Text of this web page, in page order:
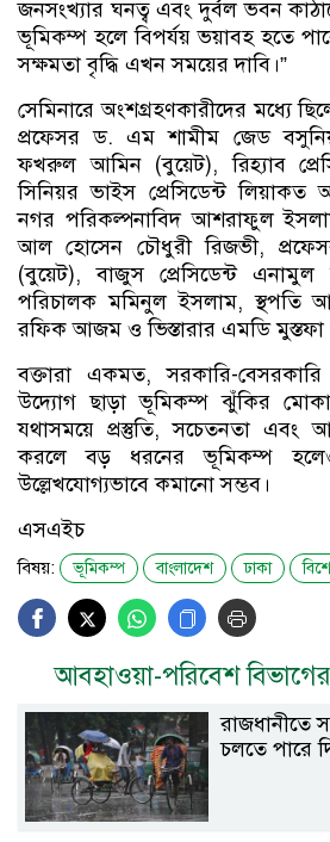
জনসংখ্যার ঘনত্ব এবং দুর্বল ভবন
ভূমিকম্প হলে বিপর্যয় ভয়াবহ হতে
সক্ষমতা বৃদ্ধি এখন সময়ের দাবি।”
সেমিনারে অংশগ্রহণকারীদের মধ্যে
প্রফেসর ড. এম শামীম জেড
ফখরুল আমিন (বুয়েট), রিহ্যাব
সিনিয়র ভাইস প্রেসিডেন্ট
নগর পরিকল্পনাবিদ আশরাফুল
আল হোসেন চৌধুরী রিজভী,
(বুয়েট), বাজুস প্রেসিডেন্ট
পরিচালক মমিনুল ইসলাম, স্থপতি
রফিক আজম ও ভিস্তারার এমডি মুস্তফা
বক্তারা একমত, সরকারি-
উদ্যোগ ছাড়া ভূমিকম্প ঝুঁকির
যথাসময়ে প্রস্তুতি, সচেতনতা এবং
করলে বড় ধরনের ভূমিকম্প
উল্লেখযোগ্যভাবে কমানো সম্ভব।
এসএইচ
বিষয়: ভূমিকম্প বাংলাদেশ ঢাকা
আবহাওয়া-পরিবেশ
রাজধানীতে
চলতে পারে